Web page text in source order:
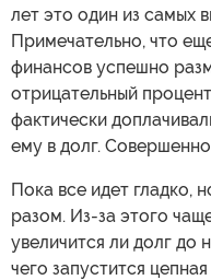
лет это один из самых
Примечательно, что
финансов успешно
отрицательный
фактически
ему в долг.
Пока все идет гладко,
разом. Из-за этого
увеличится ли долг до
чего запустится